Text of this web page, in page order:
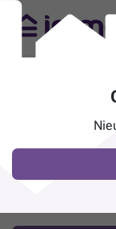
Pand te koop